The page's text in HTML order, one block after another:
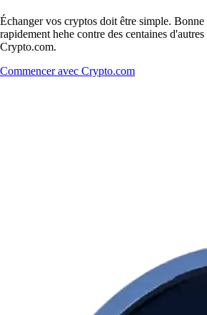
Échanger vos cryptos doit être simple.
rapidement hehe contre des centaines
Crypto.com.
Commencer avec Crypto.com